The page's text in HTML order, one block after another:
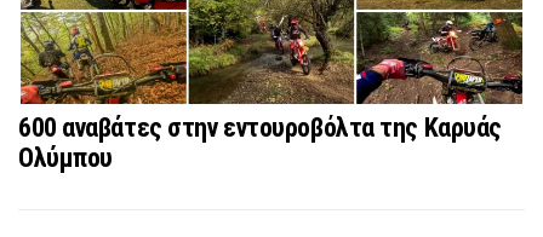
600 αναβάτες στην εντουροβόλτα της Καρυάς
Ολύμπου